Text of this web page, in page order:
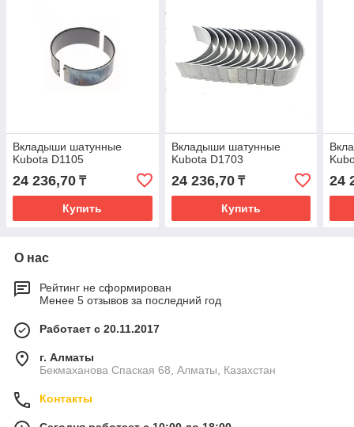
Вкладыши шатунные
Kubota D1105
24 236,70 ₸
Купить
Вкладыши шатунные
Kubota D1703
24 236,70₸
Купить
24
О нас
Рейтинг не сформирован
Менее 5 отзывов за последний год
Работает с 20.11.2017
г. Алматы
Бекмаханова Спаская 68, Алматы, Казахстан
Контакты